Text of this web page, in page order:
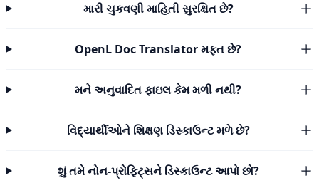
મારી ચુકવણી માહિતી સુરક્ષિત છે?
OpenL Doc Translator મફત છે?
મને અનુવાદિત ફાઇલ કેમ મળી નથી?
વિદ્યાર્થીઓને શિક્ષણ ડિસ્કાઉન્ટ મળે છે?
શું તમે નોન-પ્રોફિટ્સને ડિસ્કાઉન્ટ આપો છો?